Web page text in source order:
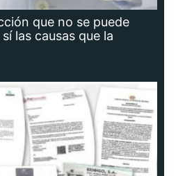
que no se puede
las causas que la